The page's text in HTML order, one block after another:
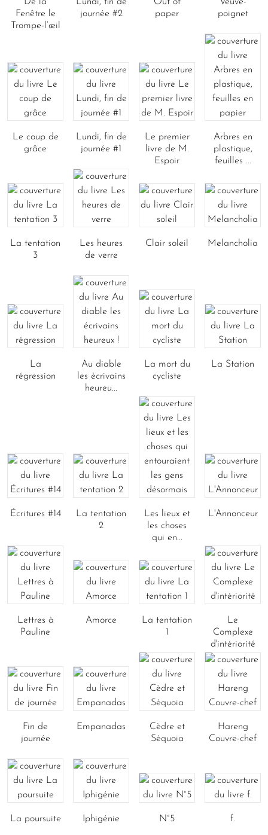
Fenêtre le
Trompe-l’œil
journée #2
paper
poignet
Le coup de
grâce
Lundi, fin de
journée #1
Le premier
livre de M.
Espoir
Arbres en
plastique,
feuilles ...
La tentation
3
Les heures
de verre
Clair soleil Melancholia
La
régression
Au diable
les écrivains
heureu...
La mort du
cycliste
La Station
Écritures #14
La tentation
2
Les lieux et
les choses
qui en...
L'Annonceur
Lettres à
Pauline
Amorce
La tentation
1
Le
Complexe
d'intériorité
Fin de
journée
Empanadas
Cèdre et
Séquoia
Hareng
Couvre-chef
La poursuite Iphigénie N°5 f.